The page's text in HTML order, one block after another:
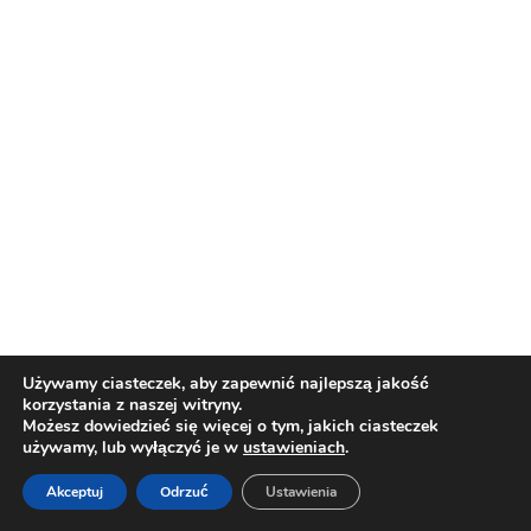
Używamy ciasteczek, aby zapewnić najlepszą jakość
korzystania z naszej witryny.
Możesz dowiedzieć się więcej o tym, jakich ciasteczek
używamy, lub wyłączyć je w ustawieniach.
Akceptuj Odrzuć Ustawienia